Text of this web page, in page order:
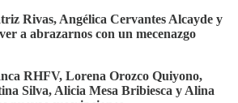
Rivas, Angélica Cervantes Alcayde y
a abrazarnos con un mecenazgo
RHFV, Lorena Orozco Quiyono,
Silva, Alicia Mesa Bribiesca y Alina